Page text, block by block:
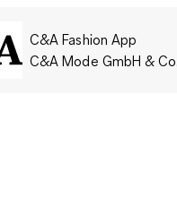
C&A Fashion App
C&A Mode GmbH &